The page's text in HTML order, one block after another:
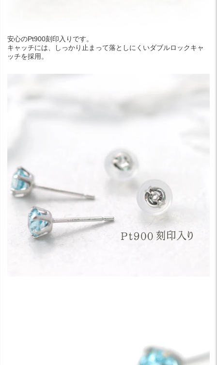
安心のPt900刻印入りです。
キャッチには、しっかり止まって落としにくいダブルロックキャ
ッチを採用。